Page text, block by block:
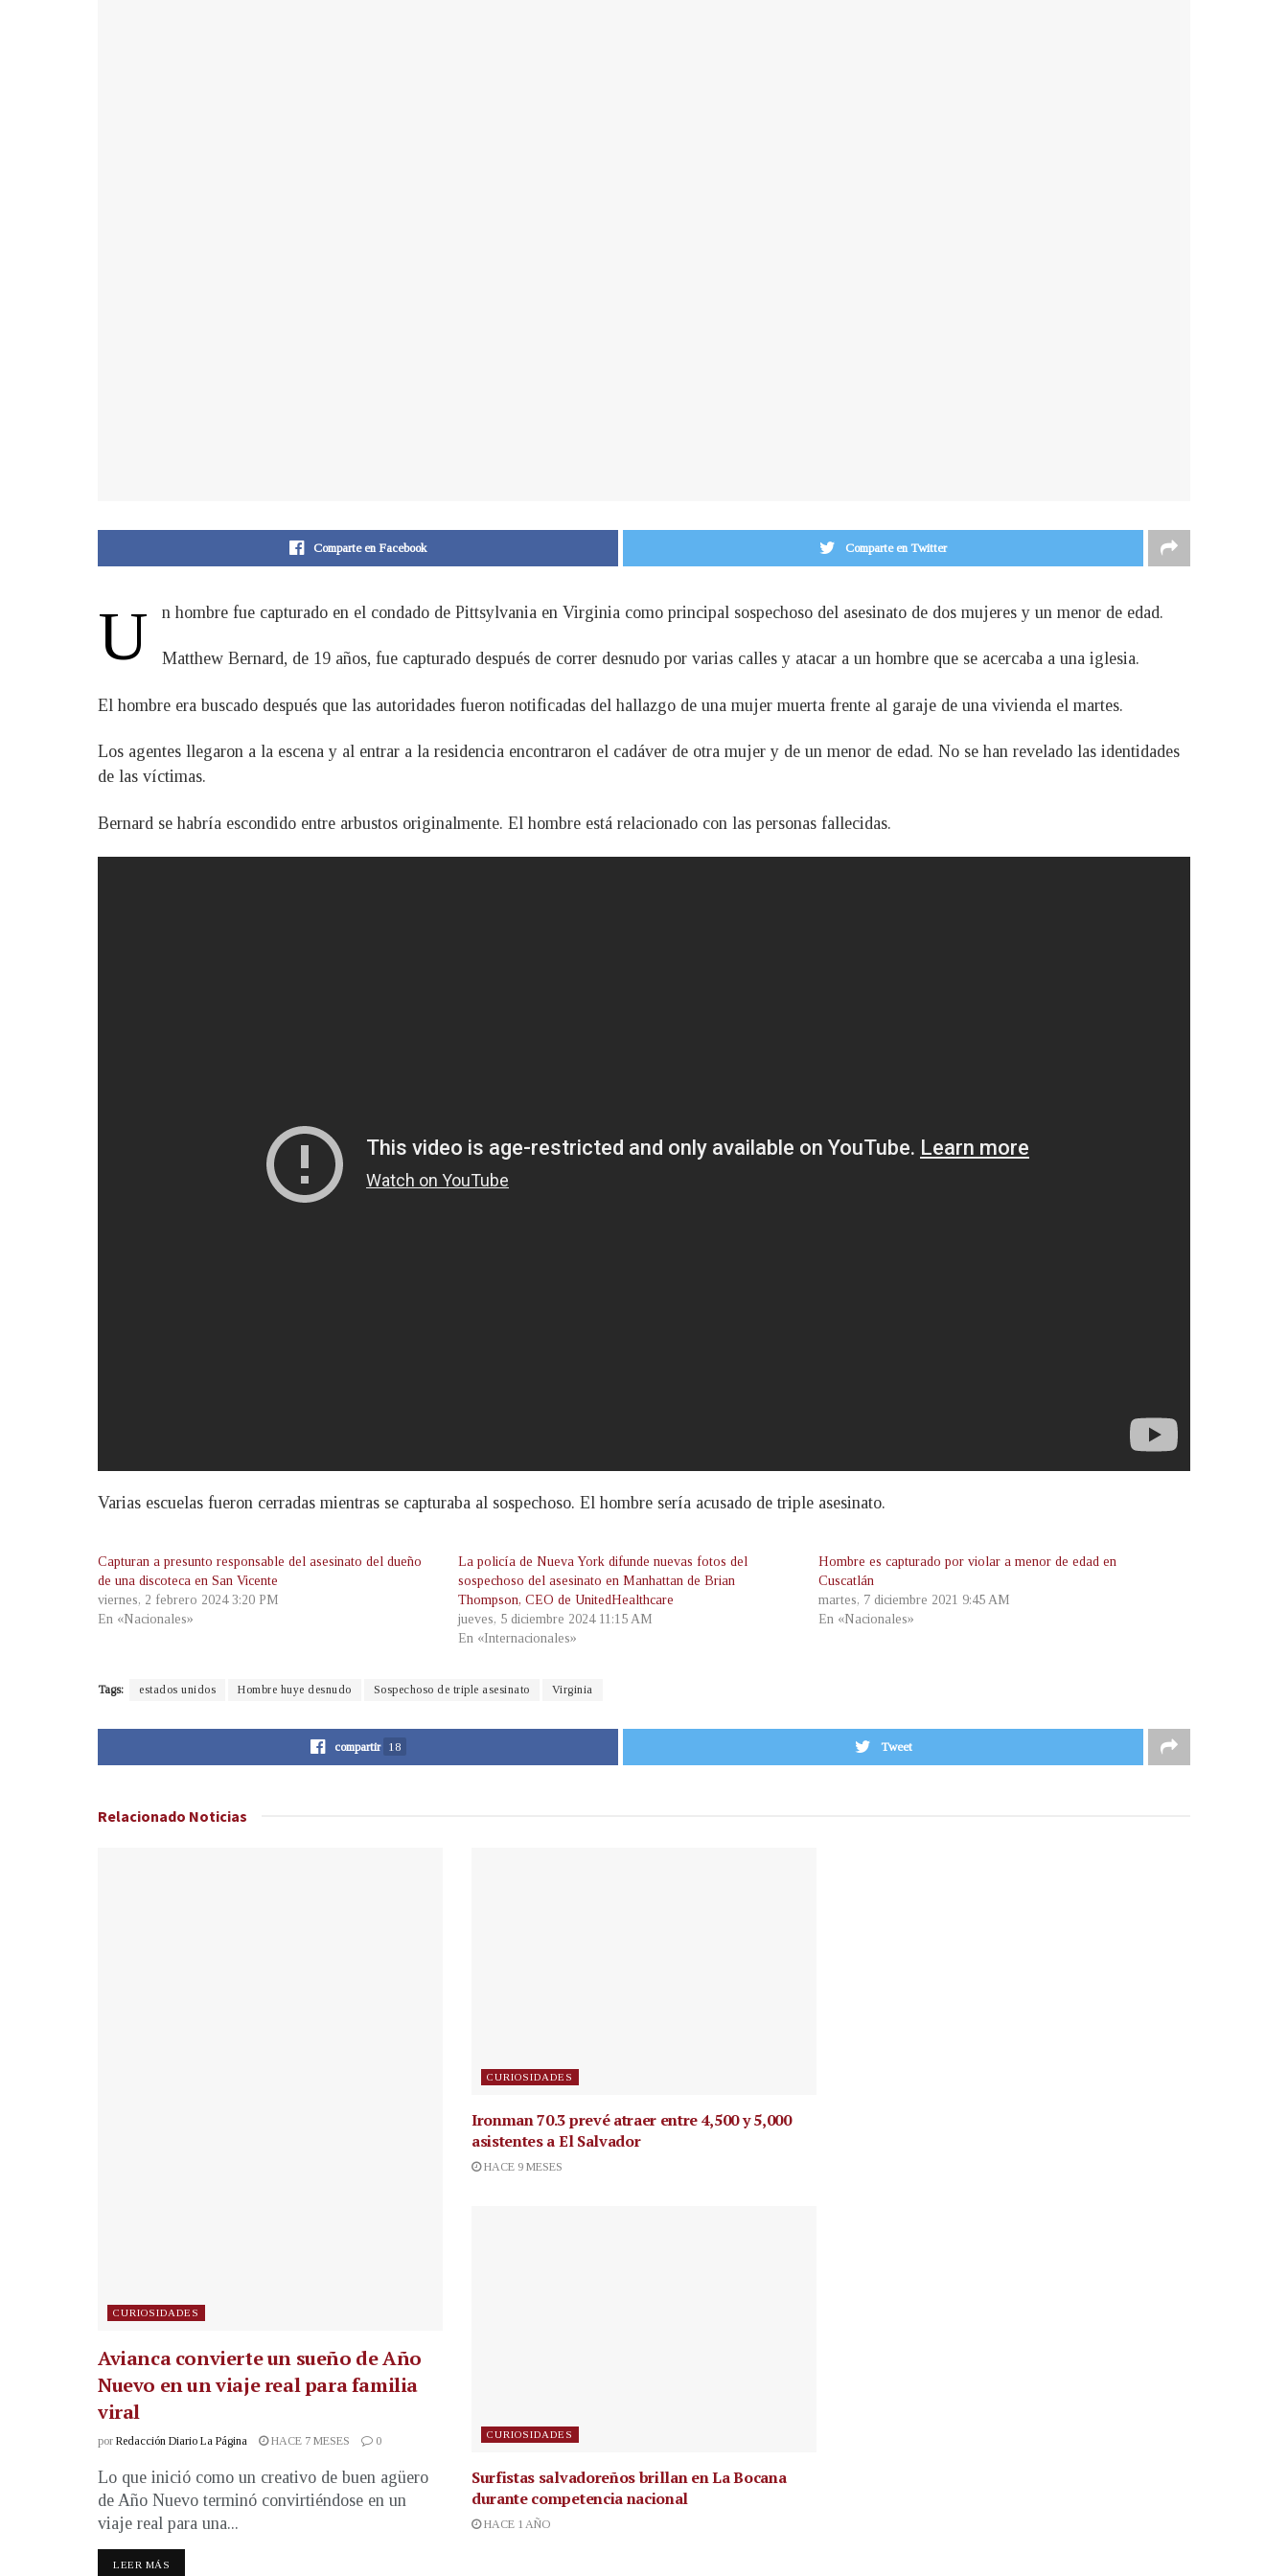
Comparte en Facebook Comparte en Twitter
U n hombre fue capturado en el condado de Pittsylvania en Virginia como principal sospechoso del asesinato de dos mujeres y un menor de edad.
Matthew Bernard, de 19 años, fue capturado después de correr desnudo por varias calles y atacar a un hombre que se acercaba a una iglesia.
El hombre era buscado después que las autoridades fueron notificadas del hallazgo de una mujer muerta frente al garaje de una vivienda el martes.
Los agentes llegaron a la escena y al entrar a la residencia encontraron el cadáver de otra mujer y de un menor de edad. No se han revelado las identidades
de las víctimas.
Bernard se habría escondido entre arbustos originalmente. El hombre está relacionado con las personas fallecidas.
Varias escuelas fueron cerradas mientras se capturaba al sospechoso. El hombre sería acusado de triple asesinato.
Capturan a presunto responsable del asesinato del dueño
de una discoteca en San Vicente
viernes, 2 febrero 2024 3:20 PM
En «Nacionales»
La policía de Nueva York difunde nuevas fotos del
sospechoso del asesinato en Manhattan de Brian
Thompson, CEO de UnitedHealthcare
jueves, 5 diciembre 2024 11:15 AM
En «Internacionales»
Hombre es capturado por violar a menor de edad en
Cuscatlán
martes, 7 diciembre 2021 9:45 AM
En «Nacionales»
Tags: estados unidos Hombre huye desnudo Sospechoso de triple asesinato Virginia
compartir 18 Tweet
Relacionado Noticias
CURIOSIDADES
Avianca convierte un sueño de Año
Nuevo en un viaje real para familia
viral
por Redacción Diario La Página HACE 7 MESES 0
Lo que inició como un creativo de buen agüero
de Año Nuevo terminó convirtiéndose en un
viaje real para una...
LEER MÁS
CURIOSIDADES
Ironman 70.3 prevé atraer entre 4,500 y 5,000
asistentes a El Salvador
HACE 9 MESES
CURIOSIDADES
Surfistas salvadoreños brillan en La Bocana
durante competencia nacional
HACE 1 AÑO